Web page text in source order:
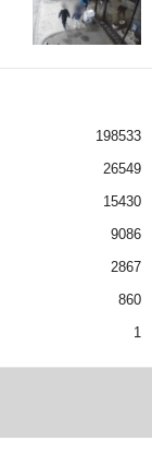
198533
26549
15430
9086
2867
860
1